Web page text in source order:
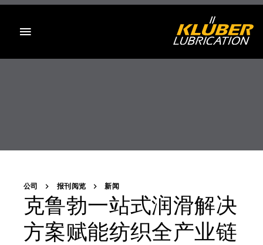
公司 报刊阅览 新闻
克鲁勃一站式润滑解决
方案赋能纺织全产业链